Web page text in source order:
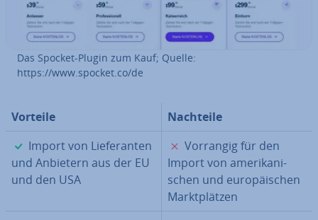
Das Spocket-Plugin zum Kauf; Quelle:
https://www.spocket.co/de
Vorteile
Nachteile
✓
Import von Lie­fe­ran­ten
und Anbietern aus der EU
und den USA
✗
Vorrangig für den
Import von ame­ri­ka­ni­
schen und eu­ro­päi­schen
Markt­plät­zen